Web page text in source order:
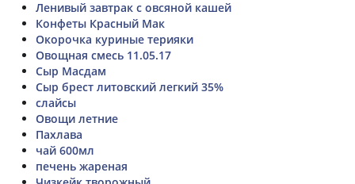
Ленивый завтрак с овсяной кашей
Конфеты Красный Мак
Окорочка куриные терияки
Овощная смесь 11.05.17
Сыр Масдам
Сыр брест литовский легкий 35%
слайсы
Овощи летние
Пахлава
чай 600мл
печень жареная